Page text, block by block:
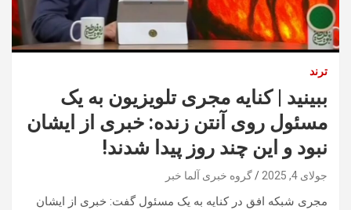
ترند
ببینید | کنایه مجری تلویزیون به یک
مسئول روی آنتن زنده: خبری از ایشان
نبود و این چند روز پیدا شدند!
جولای 4, 2025 گروه خبری آلما خبر
مجری شبکه افق در کنایه به یک مسئول گفت: خبری از ایشان